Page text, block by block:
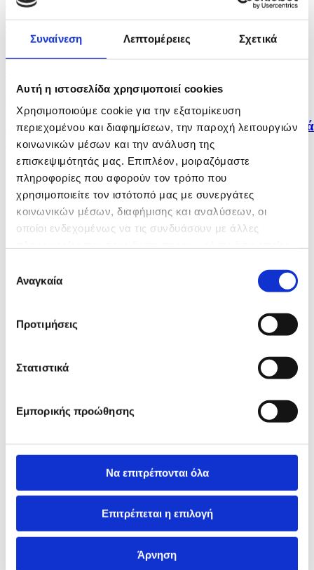
Συναίνεση Λεπτομέρειες Σχετικά
Αυτή η ιστοσελίδα χρησιμοποιεί cookies
Χρησιμοποιούμε cookie για την εξατομίκευση
περιεχομένου και διαφημίσεων, την παροχή λειτουργιών
κοινωνικών μέσων και την ανάλυση της
επισκεψιμότητάς μας. Επιπλέον, μοιραζόμαστε
πληροφορίες που αφορούν τον τρόπο που
χρησιμοποιείτε τον ιστότοπό μας με συνεργάτες
κοινωνικών μέσων, διαφήμισης και αναλύσεων, οι
οποίοι ενδεχομένως να τις συνδυάσουν με άλλες
των υπηρεσιών τους.
συγκατάθεσης
Αναγκαία
Προτιμήσεις
Στατιστικά
Εμπορικής προώθησης
Να επιτρέπονται όλα
Επιτρέπεται η επιλογή
Άρνηση
Χάλκινη παγκόσμια πρωταθλήτρια Κ20 στη
πριν 44 λεπτά
Αναίρεση διορισμού μέλους στο νέο ΔΣ της Cyta ζητά
η...